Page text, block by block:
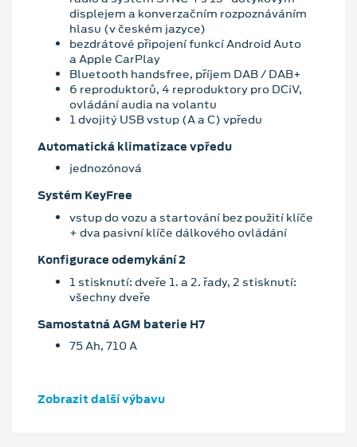
displejem a konverzačním rozpoznáváním
hlasu (v českém jazyce)
bezdrátové připojení funkcí Android Auto
a Apple CarPlay
Bluetooth handsfree, příjem DAB / DAB+
6 reproduktorů, 4 reproduktory pro DCiV,
ovládání audia na volantu
1 dvojitý USB vstup (A a C) vpředu
Automatická klimatizace vpředu
jednozónová
Systém KeyFree
vstup do vozu a startování bez použití klíče
+ dva pasivní klíče dálkového ovládání
Konfigurace odemykání 2
1 stisknutí: dveře 1. a 2. řady, 2 stisknutí:
všechny dveře
Samostatná AGM baterie H7
75 Ah, 710 A
Zobrazit další výbavu